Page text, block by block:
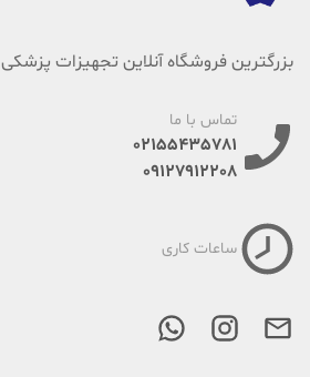
بزرگترین فروشگاه آنلاین تجهیزات پزشکی
تماس با ما
02155435781
09127912208
ساعات کاری